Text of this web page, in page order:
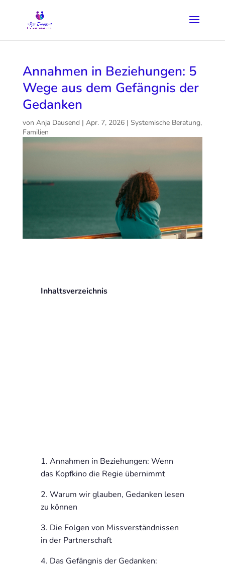
Annahmen in Beziehungen: 5
Wege aus dem Gefängnis der
Gedanken
von Anja Dausend | Apr. 7, 2026| Systemische Beratung,
Familien
Inhaltsverzeichnis
Annahmen in Beziehungen: Wenn
das Kopfkino die Regie übernimmt
Warum wir glauben, Gedanken lesen
zu können
Die Folgen von Missverständnissen
in der Partnerschaft
Das Gefängnis der Gedanken: